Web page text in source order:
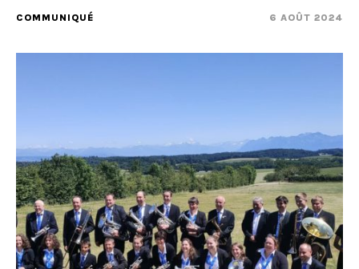
COMMUNIQUÉ 6 AOÛT 2024